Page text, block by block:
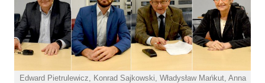
Edward Pietrulewicz, Konrad Sajkowski, Władysław Mańkut, Anna